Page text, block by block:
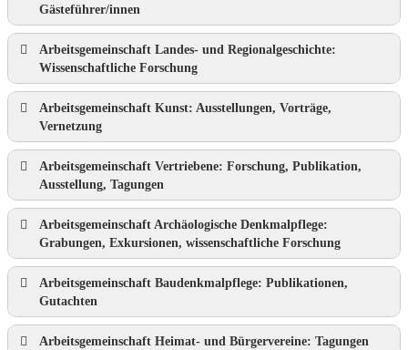
Gästeführer/innen
Arbeitsgemeinschaft Landes- und Regionalgeschichte:
Wissenschaftliche Forschung
Arbeitsgemeinschaft Kunst: Ausstellungen, Vorträge,
Vernetzung
Arbeitsgemeinschaft Vertriebene: Forschung, Publikation,
Ausstellung, Tagungen
Arbeitsgemeinschaft Archäologische Denkmalpflege:
Grabungen, Exkursionen, wissenschaftliche Forschung
Arbeitsgemeinschaft Baudenkmalpflege: Publikationen,
Gutachten
Arbeitsgemeinschaft Heimat- und Bürgervereine: Tagungen